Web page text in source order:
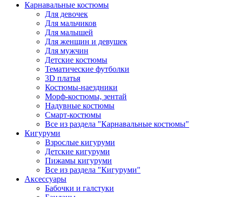
Карнавальные костюмы
Для девочек
Для мальчиков
Для малышей
Для женщин и девушек
Для мужчин
Детские костюмы
Тематические футболки
3D платья
Костюмы-наездники
Морф-костюмы, зентай
Надувные костюмы
Смарт-костюмы
Все из раздела "Карнавальные костюмы"
Кигуруми
Взрослые кигуруми
Детские кигуруми
Пижамы кигуруми
Все из раздела "Кигуруми"
Аксессуары
Бабочки и галстуки